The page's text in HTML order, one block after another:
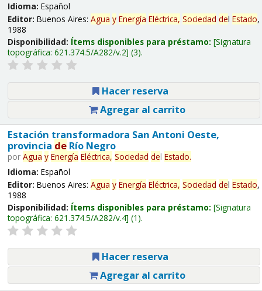
Idioma: Español
Editor: Buenos Aires: Agua y Energía Eléctrica, Sociedad del Estado,
1988
Disponibilidad: Ítems disponibles para préstamo: Signatura
topográfica: 621.374.5/A282/v.2 (3).
Hacer reserva
Agregar al carrito
Estación transformadora San Antoni Oeste,
provincia deRío Negro
por Agua y Energía Eléctrica, Sociedad del Estado.
Idioma: Español
Editor: Buenos Aires: Agua y Energía Eléctrica, Sociedad del Estado,
1988
Disponibilidad: Ítems disponibles para préstamo: Signatura
topográfica: 621.374.5/A282/v.4 (1).
Hacer reserva
Agregar al carrito